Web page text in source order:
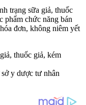
trạng sữa giả, thuốc
phẩm chức năng bán
đơn, không niêm yết
y dược tư nhân